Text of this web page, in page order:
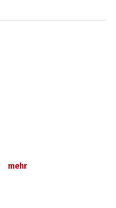
mehr